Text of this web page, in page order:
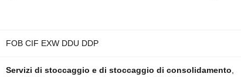
FOB CIF EXW DDU DDP
Servizi di stoccaggio e di stoccaggio di consolidamento